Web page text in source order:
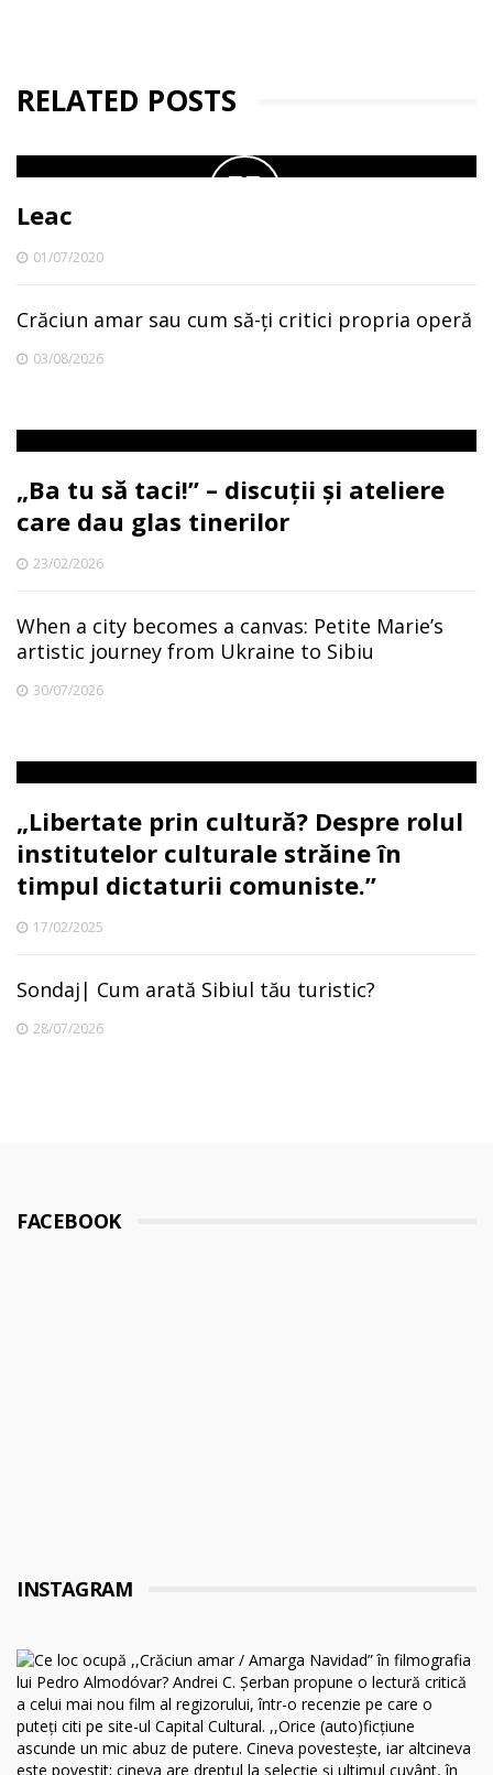
RELATED POSTS
Leac
01/07/2020
Crăciun amar sau cum să-ți critici propria operă
03/08/2026
„Ba tu să taci!” – discuții și ateliere
care dau glas tinerilor
23/02/2026
When a city becomes a canvas: Petite Marie’s
artistic journey from Ukraine to Sibiu
30/07/2026
„Libertate prin cultură? Despre rolul
institutelor culturale străine în
timpul dictaturii comuniste.”
17/02/2025
Sondaj| Cum arată Sibiul tău turistic?
28/07/2026
FACEBOOK
INSTAGRAM